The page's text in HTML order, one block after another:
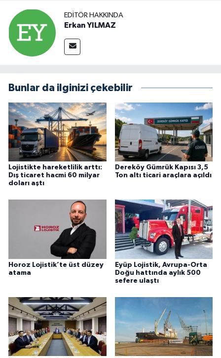
EDITÖR HAKKINDA
Erkan YILMAZ
Bunlar da ilginizi çekebilir
Lojistikte hareketlilik arttı:
Dış ticaret hacmi 60 milyar
doları aştı
Dereköy Gümrük Kapısı 3,5
Ton altı ticari araçlara açıldı
Horoz Lojistik’te üst düzey
atama
Eyüp Lojistik, Avrupa-Orta
Doğu hattında aylık 500
sefere ulaştı